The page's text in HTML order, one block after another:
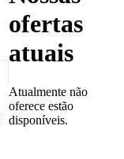
ofertas
atuais
Atualmente não
oferece estão
disponíveis.